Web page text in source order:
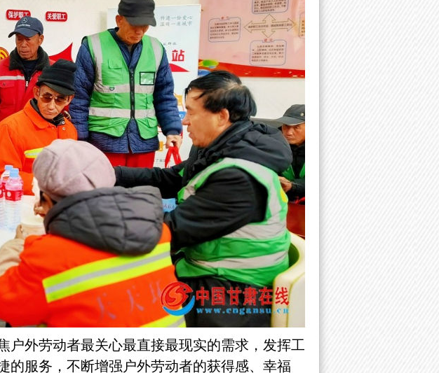
户外劳动者最关心最直接最现实的需求，发挥工
的服务，不断增强户外劳动者的获得感、幸福